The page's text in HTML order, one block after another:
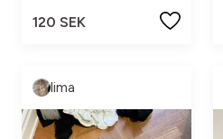
120 SEK
lima